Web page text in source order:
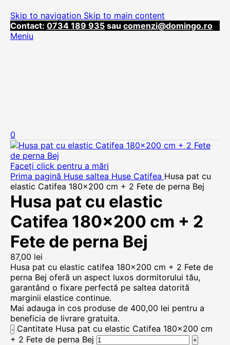
Skip to navigation Skip to main content
Contact: 0734 189 935 sau comenzi@domingo.ro
Meniu
0
Faceți click pentru a mări
Prima pagină Huse saltea Huse Catifea Husa pat cu
elastic Catifea 180×200 cm + 2 Fete de perna Bej
Husa pat cu elastic
Catifea 180×200 cm + 2
Fete de perna Bej
87,00 lei
Husa pat cu elastic catifea 180×200 cm + 2 Fete de
perna Bej oferă un aspect luxos dormitorului tău,
garantând o fixare perfectă pe saltea datorită
marginii elastice continue.
Mai adauga in cos produse de 400,00 lei pentru a
beneficia de livrare gratuita.
Cantitate Husa pat cu elastic Catifea 180×200 cm
+ 2 Fete de perna Bej